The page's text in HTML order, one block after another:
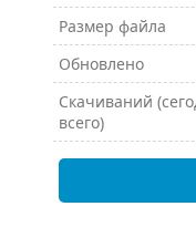
Размер файла
Обновлено
Скачиваний
всего)